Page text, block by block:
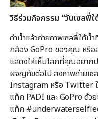
วิธีร่วมกิจกรรม “วันเซลฟี่ใ
ดำน้ำแล้วถ่ายภาพเซลฟี่ใต้
กล้อง GoPro ของคุณ หรื
แสดงให้เห็นโลกที่คุณอยาก
ผจญภัยต่อไป ลงภาพถ่ายเ
Instagram หรือ Twitter
แท็ก PADI และ GoPro ด้ว
แท็ก